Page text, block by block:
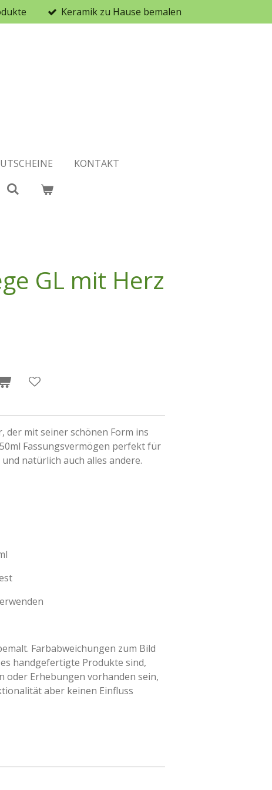
Keramik zu Hause bemalen
KONTAKT
GL mit Herz
der mit seiner schönen Form ins
Fassungsvermögen perfekt für
natürlich auch alles andere.
Farbabweichungen zum Bild
handgefertigte Produkte sind,
oder Erhebungen vorhanden sein,
aber keinen Einfluss